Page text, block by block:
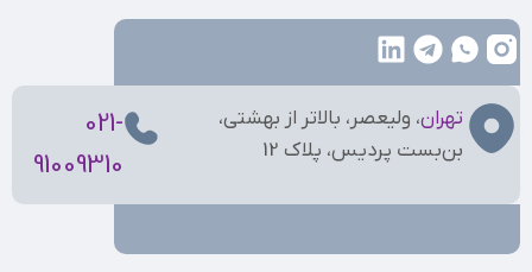
تهران، ولیعصر، بالاتر از بهشتی،
بن‌بست پردیس، پلاک 12
021-
91009310